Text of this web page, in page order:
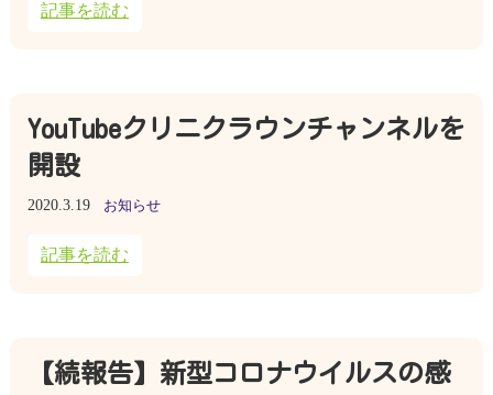
記事を読む
YouTubeクリニクラウンチャンネルを
開設
2020.3.19 お知らせ
記事を読む
【続報告】新型コロナウイルスの感